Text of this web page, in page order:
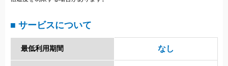
■ サービスについて
最低利用期間 なし